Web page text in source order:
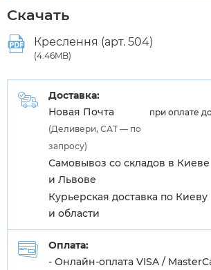
Скачать
Креслення (арт. 504)
(4.46MB)
Доставка:
Новая Почта
(Деливери, САТ — по
запросу)
при оплате
Самовывоз со складов в Киеве
и Львове
Курьерская доставка по Киеву
и области
Оплата:
- Онлайн-оплата VISA /